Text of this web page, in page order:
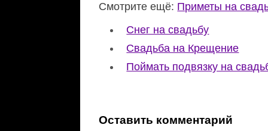
Смотрите ещё: Приметы на
Снег на свадьбу
Свадьба на Крещение
Поймать подвязку на
Оставить комментарий